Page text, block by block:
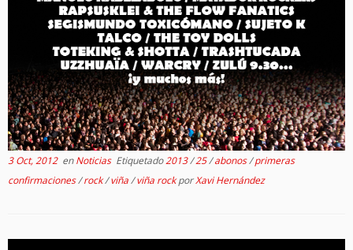
3 Oct, 2012enNoticias Etiquetado2013/25/abonos/primeras
confirmaciones/rock/viña/viña rockporXavi Hernández